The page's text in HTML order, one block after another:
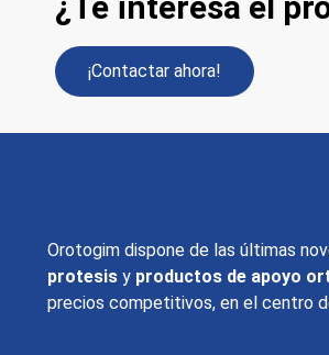
¡Contactar ahora!
Orotogim dispone de las últimas
protesis y productos de apoyo
precios competitivos, en el centro